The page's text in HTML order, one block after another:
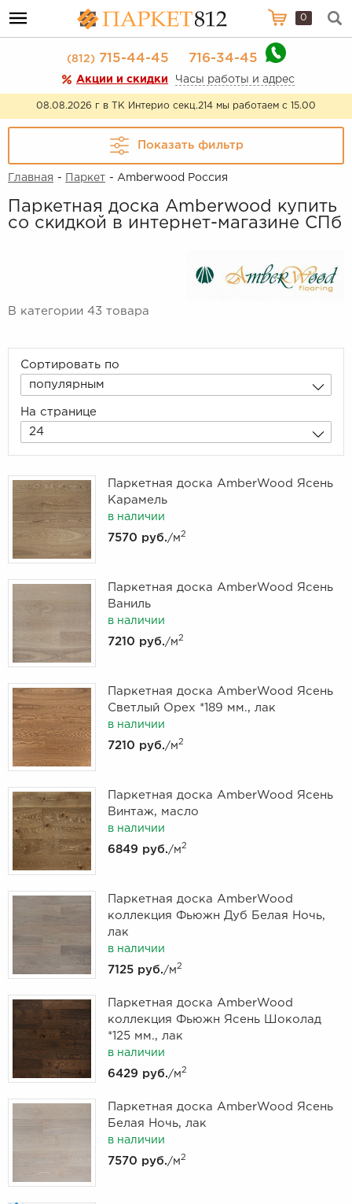
0
(812)715-44-45 716-34-45
Акции и скидки Часы работы и адрес
08.08.2026 г в ТК Интерио секц.214 мы работаем с 15.00
Показать фильтр
Главная - Паркет - Amberwood Россия
Паркетная доска Amberwood купить
со скидкой в интернет-магазине СПб
В категории 43 товара
Сортировать по
популярным
На странице
24
Паркетная доска AmberWood Ясень
Карамель
в наличии
7570 руб. /м2
Паркетная доска AmberWood Ясень
Ваниль
в наличии
7210 руб. /м2
Паркетная доска AmberWood Ясень
Светлый Орех *189 мм., лак
в наличии
7210 руб. /м2
Паркетная доска AmberWood Ясень
Винтаж, масло
в наличии
6849 руб. /м2
Паркетная доска AmberWood
коллекция Фьюжн Дуб Белая Ночь,
лак
в наличии
7125 руб. /м2
Паркетная доска AmberWood
коллекция Фьюжн Ясень Шоколад
*125 мм., лак
в наличии
6429 руб. /м2
Паркетная доска AmberWood Ясень
Белая Ночь, лак
в наличии
7570 руб. /м2